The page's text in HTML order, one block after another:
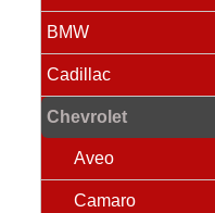
BMW
Cadillac
Chevrolet
Aveo
Camaro